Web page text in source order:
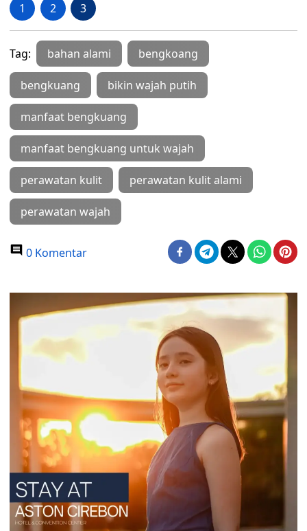
1 2 3
Tag: bahan alami bengkoang
bengkuang bikin wajah putih
manfaat bengkuang
manfaat bengkuang untuk wajah
perawatan kulit perawatan kulit alami
perawatan wajah
0 Komentar